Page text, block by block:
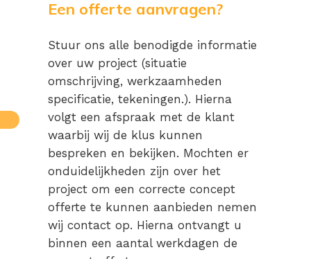
Een offerte aanvragen?
Stuur ons alle benodigde informatie
over uw project (situatie
omschrijving, werkzaamheden
specificatie, tekeningen.). Hierna
volgt een afspraak met de klant
waarbij wij de klus kunnen
bespreken en bekijken. Mochten er
onduidelijkheden zijn over het
project om een correcte concept
offerte te kunnen aanbieden nemen
wij contact op. Hierna ontvangt u
binnen een aantal werkdagen de